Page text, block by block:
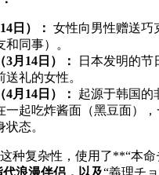
日）： 女性向男性赠送巧
同事）。
月14日）：
日本发明的节
送礼的女性。
月14日）：
起源于韩国的
一起吃炸酱面（黑豆面）
态。
种复杂性，使用了**“本命
代浪漫伴侣，以及“義理チ